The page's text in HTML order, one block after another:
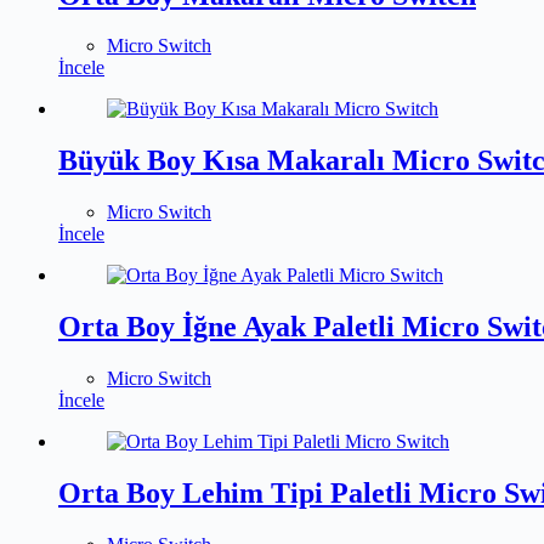
Micro Switch
İncele
Büyük Boy Kısa Makaralı Micro
Micro Switch
İncele
Orta Boy İğne Ayak Paletli Micro
Micro Switch
İncele
Orta Boy Lehim Tipi Paletli Micro